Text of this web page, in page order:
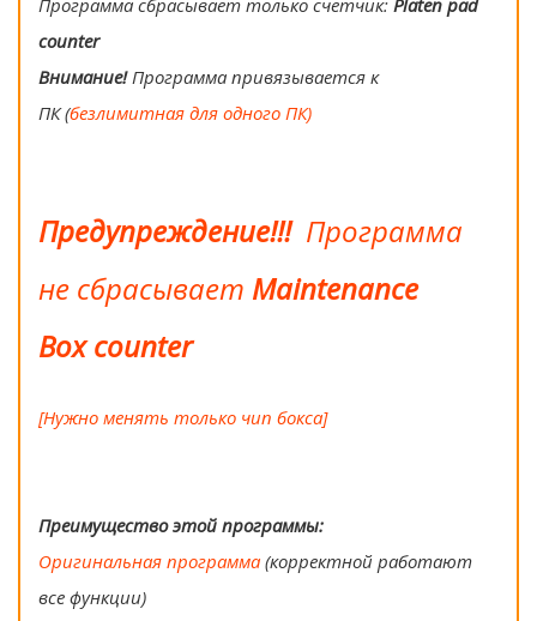
counter
Внимание! Программа привязывается к
ПК (безлимитная для одного ПК)
Предупреждение!!! Программа
не сбрасывает Maintenance
Box counter
[Нужно менять только чип бокса]
Преимущество этой программы:
Оригинальная программа (корректной работают
все функции)